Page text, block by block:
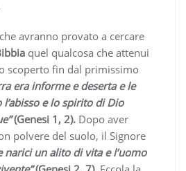
avranno provato a cercare
quel qualcosa che attenui
scoperto fin dal primissimo
era informe e deserta e le
e lo spirito di Dio
(Genesi 1, 2). Dopo aver
polvere del suolo, il Signore
narici un alito di vita e l’uomo